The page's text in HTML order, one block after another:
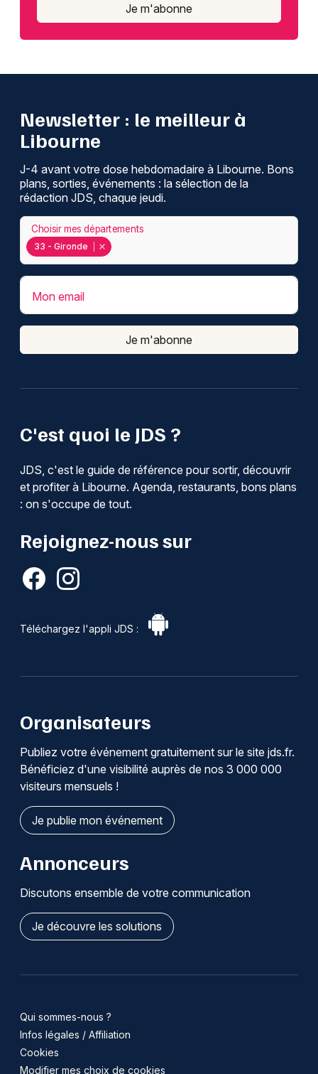
Je m'abonne
C'est quoi le JDS ?
JDS, c'est le guide de référence pour sortir, découvrir
et profiter à Libourne. Agenda, restaurants, bons plans
: on s'occupe de tout.
Rejoignez-nous sur
Téléchargez l'appli JDS :
Newsletter : le meilleur à
Libourne
J-4 avant votre dose hebdomadaire à Libourne. Bons
plans, sorties, événements : la sélection de la
rédaction JDS, chaque jeudi.
33 - Gironde
Choisir mes départements
Mon email
Je m'abonne
Organisateurs
Publiez votre événement gratuitement sur le site jds.fr.
Bénéficiez d'une visibilité auprès de nos 3 000 000
visiteurs mensuels !
Je publie mon événement
Annonceurs
Discutons ensemble de votre communication
Je découvre les solutions
Qui sommes-nous ?
Infos légales / Affiliation
Cookies
Modifier mes choix de cookies